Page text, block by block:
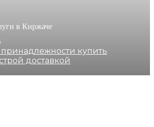
в Киржаче
купить
доставкой